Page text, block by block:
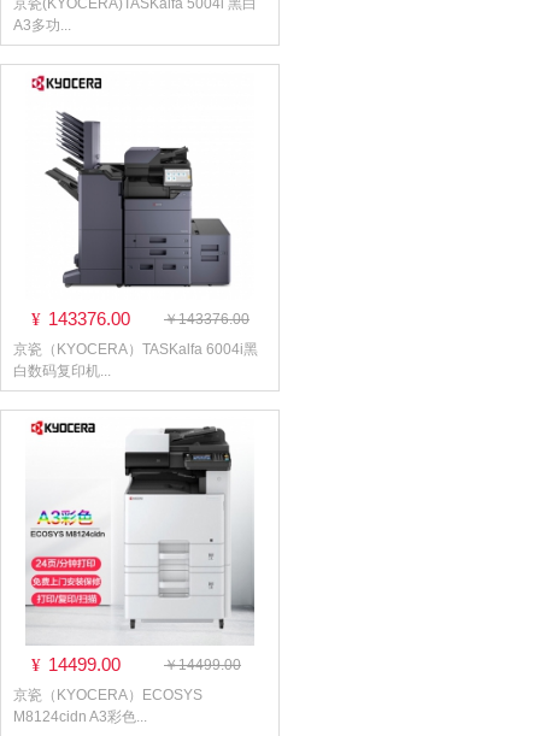
京瓷(KYOCERA)TASKalfa 5004i 黑白
A3多功...
¥ 143376.00
￥143376.00
京瓷（KYOCERA）TASKalfa 6004i黑
白数码复印机...
¥ 14499.00
￥14499.00
京瓷（KYOCERA）ECOSYS
M8124cidn A3彩色...